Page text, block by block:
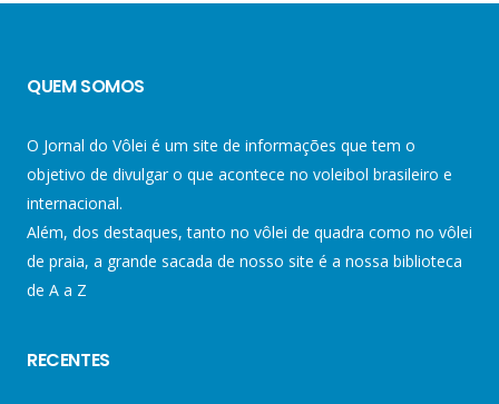
QUEM SOMOS
O Jornal do Vôlei é um site de informações que tem o
objetivo de divulgar o que acontece no voleibol brasileiro e
internacional.
Além, dos destaques, tanto no vôlei de quadra como no vôlei
de praia, a grande sacada de nosso site é a nossa biblioteca
de A a Z
RECENTES